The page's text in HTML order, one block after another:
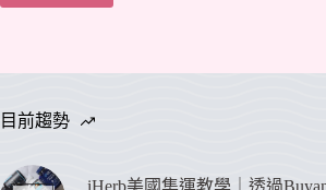
目前趨勢
iHerb美國集運教學｜透過